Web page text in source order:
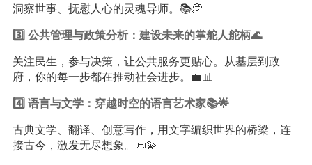
洞察世事、抚慰人心的灵魂导师。📚💭
3️⃣ 公共管理与政策分析：建设未来的掌舵人舵柄🌊
关注民生，参与决策，让公共服务更贴心。从基层到政
府，你的每一步都在推动社会进步。💼📊
4️⃣ 语言与文学：穿越时空的语言艺术家📚🌟
古典文学、翻译、创意写作，用文字编织世界的桥梁，连
接古今，激发无尽想象。📜💫